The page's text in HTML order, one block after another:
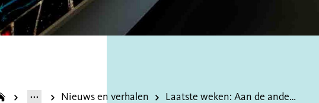
Nieuws en verhalen Laatste weken: Aan de andere kant van de oceaan